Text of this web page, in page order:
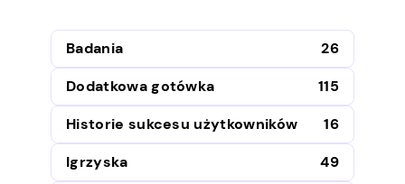
Badania
26
Dodatkowa gotówka
115
Historie sukcesu użytkowników
16
Igrzyska
49